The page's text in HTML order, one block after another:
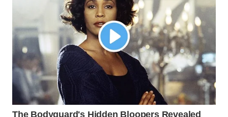
MANDALIKA
WN
LIKUPANG
WN
LABUANBAJO